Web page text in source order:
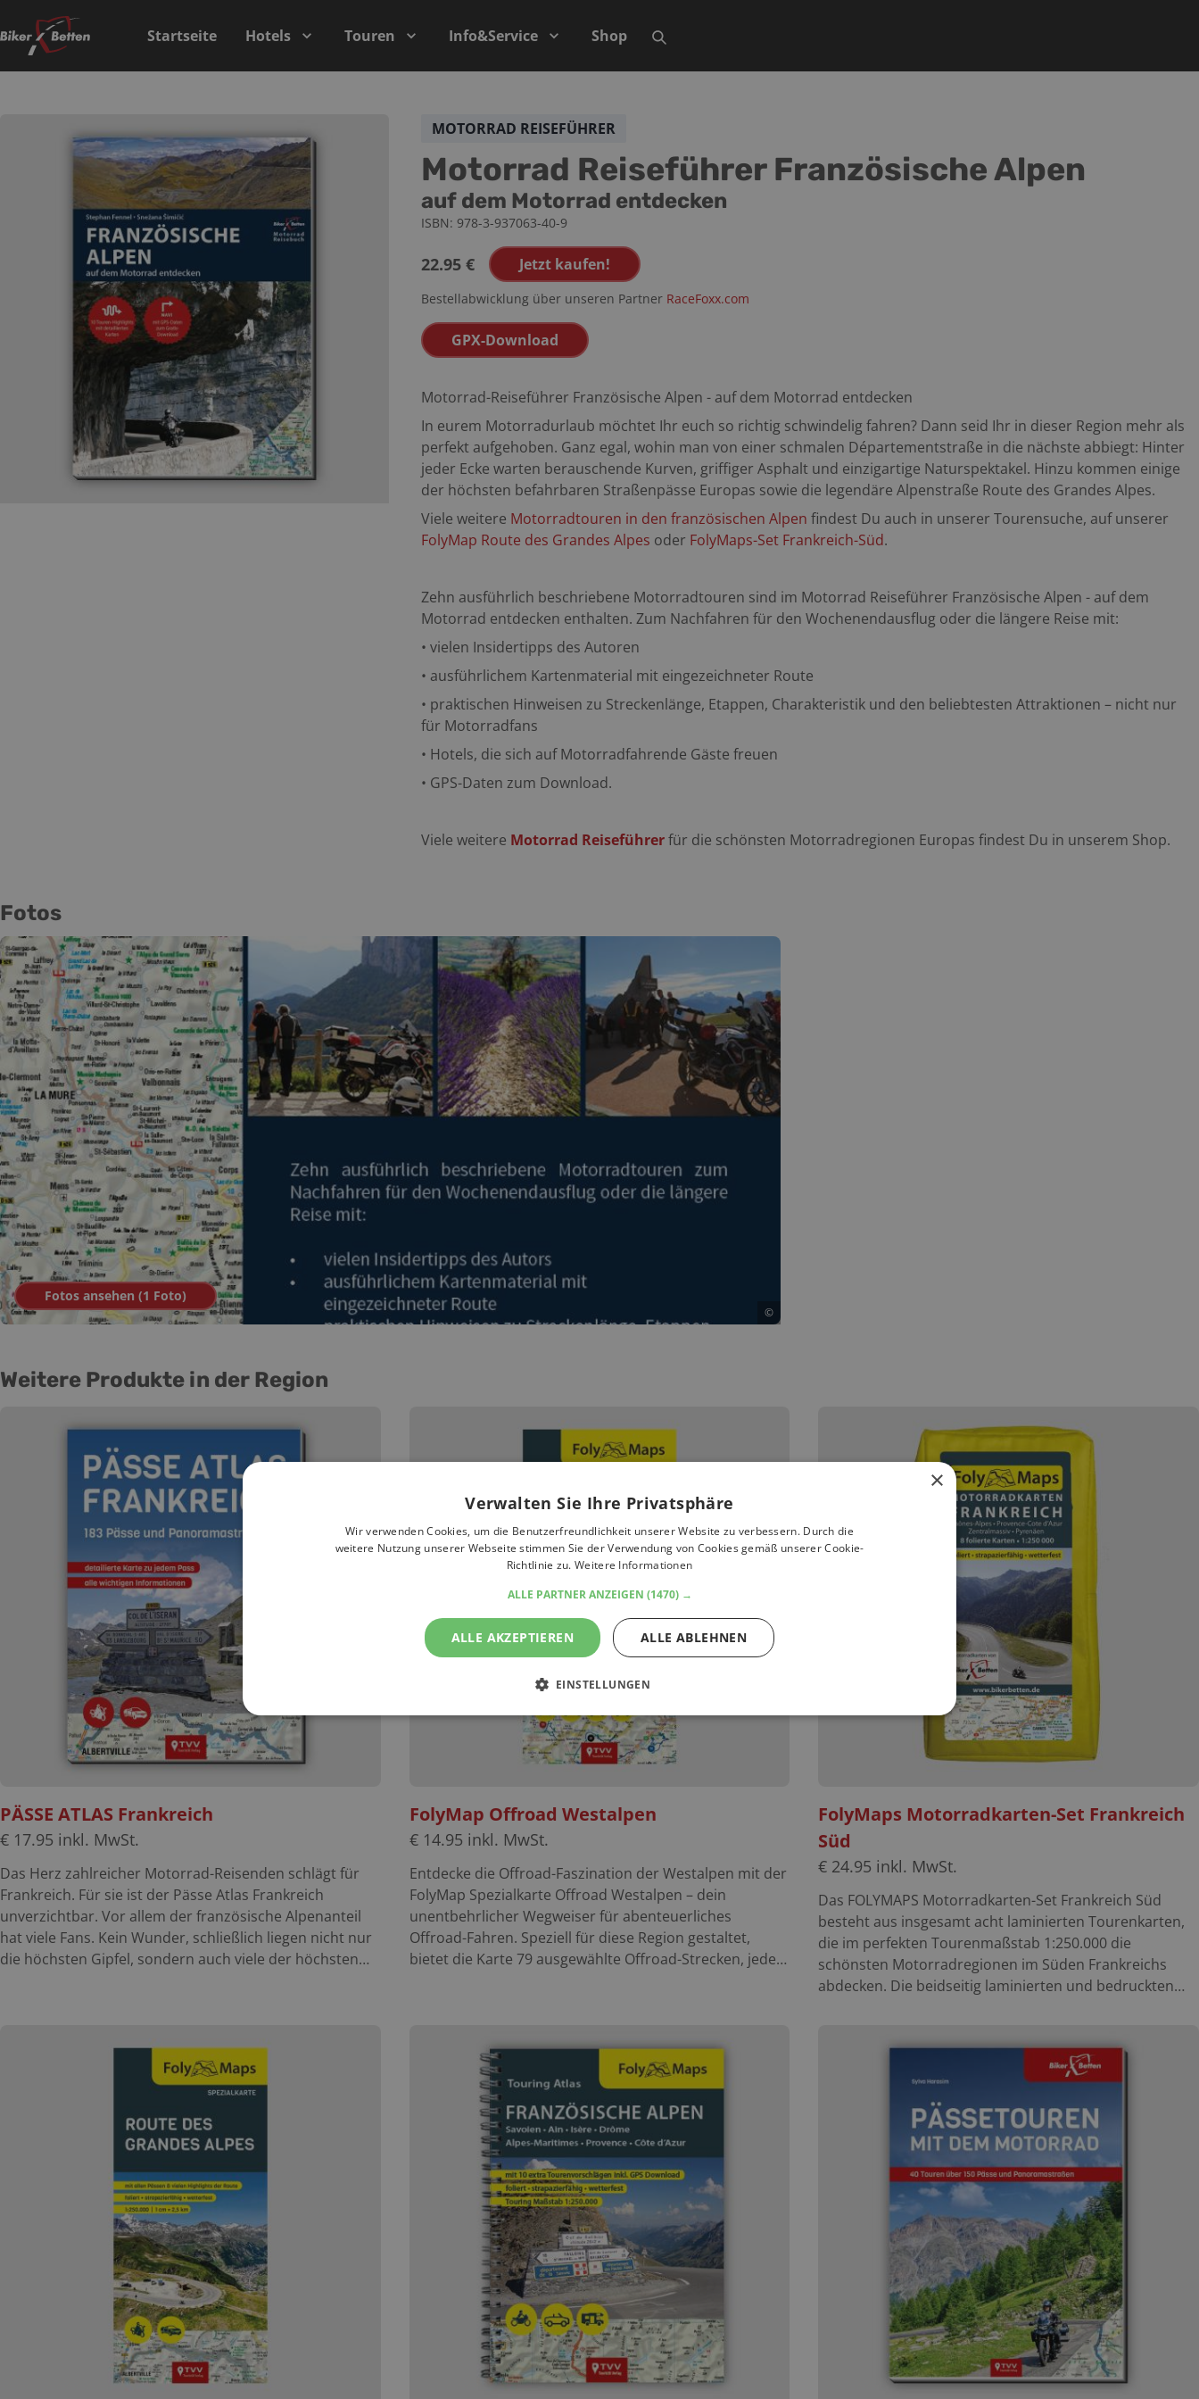
Startseite Hotels Touren Info&Service Shop
MOTORRAD REISEFÜHRER
Motorrad Reiseführer Französische Alpen
auf dem Motorrad entdecken
ISBN: 978-3-937063-40-9
22.95 € Jetzt kaufen!
Bestellabwicklung über unseren Partner RaceFoxx.com
GPX-Download
Motorrad-Reiseführer Französische Alpen - auf dem Motorrad entdecken
In eurem Motorradurlaub möchtet Ihr euch so richtig schwindelig fahren? Dann seid Ihr in dieser Region mehr als
perfekt aufgehoben. Ganz egal, wohin man von einer schmalen Départementstraße in die nächste abbiegt: Hinter
jeder Ecke warten berauschende Kurven, griffiger Asphalt und einzigartige Naturspektakel. Hinzu kommen einige
der höchsten befahrbaren Straßenpässe Europas sowie die legendäre Alpenstraße Route des Grandes Alpes.
Viele weitere Motorradtouren in den französischen Alpen findest Du auch in unserer Tourensuche, auf unserer
FolyMap Route des Grandes Alpes oder FolyMaps-Set Frankreich-Süd.
Zehn ausführlich beschriebene Motorradtouren sind im Motorrad Reiseführer Französische Alpen - auf dem
Motorrad entdecken enthalten. Zum Nachfahren für den Wochenendausflug oder die längere Reise mit:
• vielen Insidertipps des Autoren
• ausführlichem Kartenmaterial mit eingezeichneter Route
• praktischen Hinweisen zu Streckenlänge, Etappen, Charakteristik und den beliebtesten Attraktionen – nicht nur
für Motorradfans
• Hotels, die sich auf Motorradfahrende Gäste freuen
• GPS-Daten zum Download.
Viele weitere Motorrad Reiseführerfür die schönsten Motorradregionen Europas findest Du in unserem Shop.
Fotos
©
Fotos ansehen (1 Foto)
Weitere Produkte in der Region
PÄSSE ATLAS Frankreich
€ 17.95 inkl. MwSt.
Das Herz zahlreicher Motorrad-Reisenden schlägt für
Frankreich. Für sie ist der Pässe Atlas Frankreich
unverzichtbar. Vor allem der französische Alpenanteil
hat viele Fans. Kein Wunder, schließlich liegen nicht nur
die höchsten Gipfel, sondern auch viele der höchsten
hin zu den Vogesen. Zudem verfügt die französische
Mittelmeerinsel Korsika nicht nur über einen politischen
Sonderstatus, sondern auch über eine landschaftliche
Frankreich vereint 183 der spannendsten Pässe und
Panoramastraßen der Grand Nation und bietet euch: •
ausführliches Kartenmaterial mit eingezeichneter Route
• praktische Hinweise zur Streckenlänge, Charakteristik,
Länge, Scheitelhöhe, Steigung und Wintersperren •
beliebte Attraktionen am Wegesrand – nicht nur für
Motorradfans • GPS-Daten zum Download (derzeit nicht
FolyMap Offroad Westalpen
€ 14.95 inkl. MwSt.
Entdecke die Offroad-Faszination der Westalpen mit der
FolyMap Spezialkarte Offroad Westalpen – dein
unentbehrlicher Wegweiser für abenteuerliches
Offroad-Fahren. Speziell für diese Region gestaltet,
bietet die Karte 79 ausgewählte Offroad-Strecken, jede
Download zu der Piste. Diese folierte Karte ist robust,
wetter- und reißfest sowie beschreibbar, ideal für deine
Notizen und Pläne. Ihr handliches Format und die
präzise Kartographie machen sie zum Must-have für
Offroad-Enthusiasten, die die wilden und teilweise
spektakulären Wege der Westalpen erkunden wollen.
Die Features der FolyMap Offroad Westalpen im
Überblick : * 60 eingezeichnete Offroad Pisten * Basis
Informationen wie Schwierigkeitsgrad und Länge zu
jeder Piste * foliert * strapazierfähig * wetterfest *
Maßstab 1:250.000 * Übersichtliche Kartographie
Entdecke die Welt der FolyMaps Offroad Spezialkarten –
dein unentbehrlicher Begleiter für außergewöhnliche
Offroad-Abenteuer. Diese spezielle Serie konzentriert
sich auf die besten Offroad Region Europas und jeweils
über 50 sorgfältig ausgewählte Offroad-Pisten der
jeweiligen Region. Jede Piste ist auf der Karte
FolyMaps Motorradkarten-Set Frankreich
Süd
€ 24.95 inkl. MwSt.
Das FOLYMAPS Motorradkarten-Set Frankreich Süd
besteht aus insgesamt acht laminierten Tourenkarten,
die im perfekten Tourenmaßstab 1:250.000 die
schönsten Motorradregionen im Süden Frankreichs
abdecken. Die beidseitig laminierten und bedruckten
Regionen. Dabei wurde bewusst auf die eingedruckten
Routenvorschläge verzichtet. Das FolyMaps
Grundlage fürs eigene Navigieren dienen. Durch das
Laminat sind die Karten wetterfest, reißfest sowie mir
einem wasserlöslichen Stift beschreibbar. So lassen sich
eigene Routen und Anmerkungen eintragen und später
wieder entfernen. Kurzum: perfekt für unterwegs!
Suchst Du noch nach weiteren Motorradtouren in den
Französischen Alpen , findest Du diese auch in unserer
Tourensuche, in unserem FolyMap Route des Grandes
Alpes und unserem Reiseführer Französische Alpen in
unserem Shop. Da die Karten nicht einfach nur
laminiert, sondern stattdessen in weicher Mikrofolie
eingeschlossen sind, bleiben sie hochflexibel und sind
somit individuell faltbar, sodass sich die Karten
×
Verwalten Sie Ihre Privatsphäre
Wir verwenden Cookies, um die Benutzerfreundlichkeit unserer Website zu verbessern. Durch die
weitere Nutzung unserer Webseite stimmen Sie der Verwendung von Cookies gemäß unserer Cookie-
Richtlinie zu.Weitere Informationen
ALLE PARTNER ANZEIGEN (1470) →
ALLE AKZEPTIEREN ALLE ABLEHNEN
EINSTELLUNGEN